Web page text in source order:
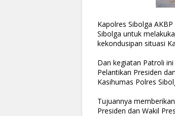
Kapolres Sibolga
Sibolga untuk
kekondusipan situasi
Dan kegiatan Patroli
Pelantikan Presiden
Kasihumas Polres
Tujuannya
Presiden dan Wakil